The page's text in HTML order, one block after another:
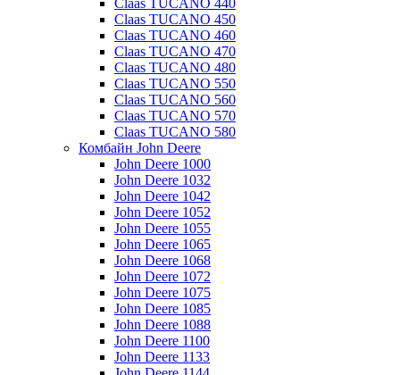
Claas TUCANO 440
Claas TUCANO 450
Claas TUCANO 460
Claas TUCANO 470
Claas TUCANO 480
Claas TUCANO 550
Claas TUCANO 560
Claas TUCANO 570
Claas TUCANO 580
Комбайн John Deere
John Deere 1000
John Deere 1032
John Deere 1042
John Deere 1052
John Deere 1055
John Deere 1065
John Deere 1068
John Deere 1072
John Deere 1075
John Deere 1085
John Deere 1088
John Deere 1100
John Deere 1133